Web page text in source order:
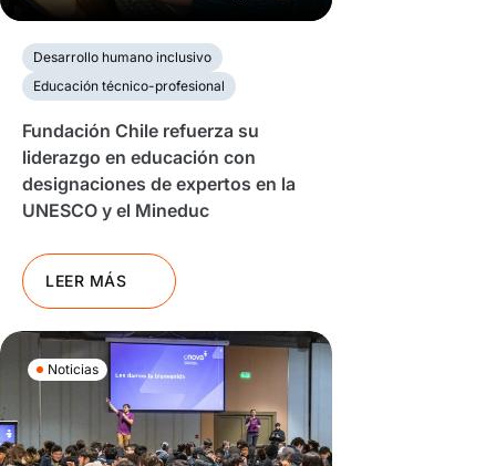
Desarrollo humano inclusivo
Educación técnico-profesional
Fundación Chile refuerza su
liderazgo en educación con
designaciones de expertos en la
UNESCO y el Mineduc
LEER MÁS
Noticias